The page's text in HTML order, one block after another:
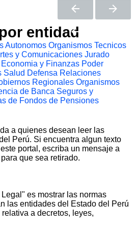
entidad
Autonomos Organismos Tecnicos
y Comunicaciones Jurado
Economia y Finanzas Poder
Salud Defensa Relaciones
Regionales Organismos
de Banca Seguros y
de Fondos de Pensiones
a quienes desean leer las
Perú. Si encuentra algun texto
portal, escriba un mensaje a
para que sea retirado.
es mostrar las normas
las entidades del Estado del Perú
a decretos, leyes,